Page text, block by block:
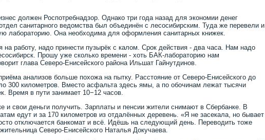
должен Роспотребнадзор. Однако три года назад для экономии денег
санитарного ведомства был объединён с лесосибирским. Туда же перевели и
лабораторию. Она необходима для оформления санитарных книжек.
на работу, надо принести пузырёк с калом. Срок действия - два часа. Нам надо
Прошу уже сколько времени - хоть БАК-лабораторию нам
глава Северо-Енисейского района Ильшат Гайнутдинов.
анализов больше похожа на пытку. Расстояние от Северо-Енисейского до
300 километров. Вместо асфальта здесь ямы, а по обочинам лежат тысячи
Время в пути занимает 10−12 часов.
и свои деньги получить. Зарплаты и пенсии жители снимают в Сбербанке. В
едут и за 170 километров из отдалённых деревень. «Я не засекала, но бывает
отключается банкомат и всё. Идёшь на следующий день. Переводить тоже
Северо-Енисейского Наталья Докучаева.